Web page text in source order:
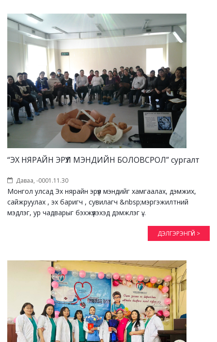
“ЭХ НЯРАЙН ЭРҮҮЛ МЭНДИЙН БОЛОВСРОЛ” сургалт
Даваа, -0001.11.30
Монгол улсад Эх нярайн эрүүл мэндийг хамгаалах, дэмжих,
сайжруулах , эх баригч , сувилагч &nbsp;мэргэжилтний
мэдлэг, ур чадварыг бэхжүүлэхэд дэмжлэг ү...
ДЭЛГЭРЭНГҮЙ >